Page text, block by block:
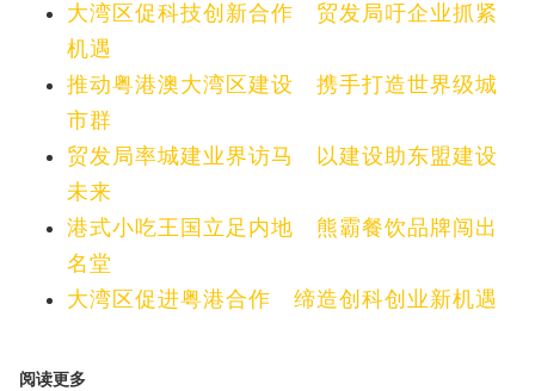
大湾区促科技创新合作 贸发局吁企业抓紧
机遇
推动粤港澳大湾区建设 携手打造世界级城
市群
贸发局率城建业界访马 以建设助东盟建设
未来
港式小吃王国立足内地 熊霸餐饮品牌闯出
名堂
大湾区促进粤港合作 缔造创科创业新机遇
阅读更多